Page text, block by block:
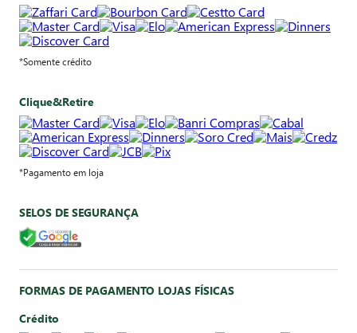
*Somente crédito
Clique&Retire
*Pagamento em loja
SELOS DE SEGURANÇA
FORMAS DE PAGAMENTO LOJAS FÍSICAS
Crédito